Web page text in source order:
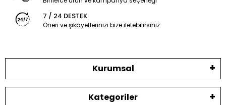
7 / 24 DESTEK
Öneri ve şikayetlerinizi bize iletebilirsiniz.
Kurumsal
Kategoriler